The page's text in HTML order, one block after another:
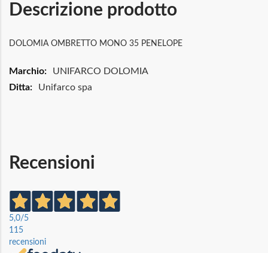
Descrizione prodotto
DOLOMIA OMBRETTO MONO 35 PENELOPE
Maggiori
UNIFARCO DOLOMIA
Unifarco spa
Recensioni
5,0/5
115
recensioni